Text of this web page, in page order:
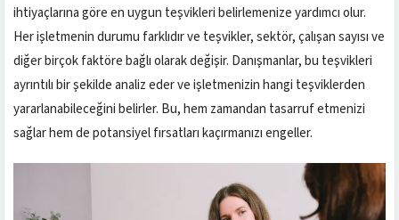
ihtiyaçlarına göre en uygun teşvikleri belirlemenize yardımcı olur.
Her işletmenin durumu farklıdır ve teşvikler, sektör, çalışan sayısı ve
diğer birçok faktöre bağlı olarak değişir. Danışmanlar, bu teşvikleri
ayrıntılı bir şekilde analiz eder ve işletmenizin hangi teşviklerden
yararlanabileceğini belirler. Bu, hem zamandan tasarruf etmenizi
sağlar hem de potansiyel fırsatları kaçırmanızı engeller.